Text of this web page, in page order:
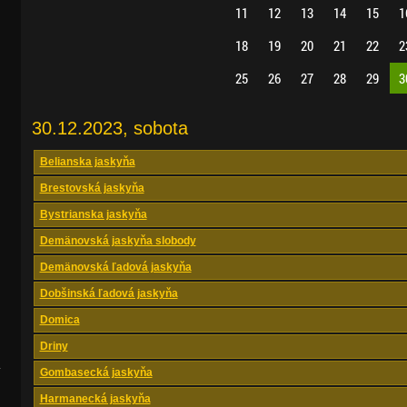
11 12 13 14 15
18
19 20 21 22
25
26 27 28 29
30.12.2023, sobota
Belianska jaskyňa
Brestovská jaskyňa
Bystrianska jaskyňa
Demänovská jaskyňa slobody
Demänovská ľadová jaskyňa
Dobšinská ľadová jaskyňa
Domica
Driny
Gombasecká jaskyňa
Harmanecká jaskyňa